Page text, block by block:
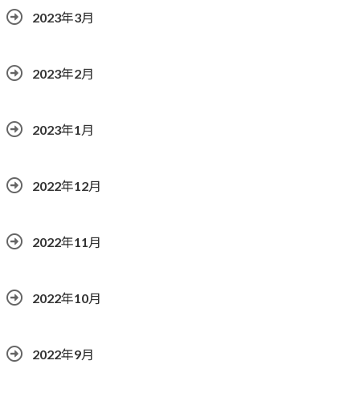
2023年3月
2023年2月
2023年1月
2022年12月
2022年11月
2022年10月
2022年9月